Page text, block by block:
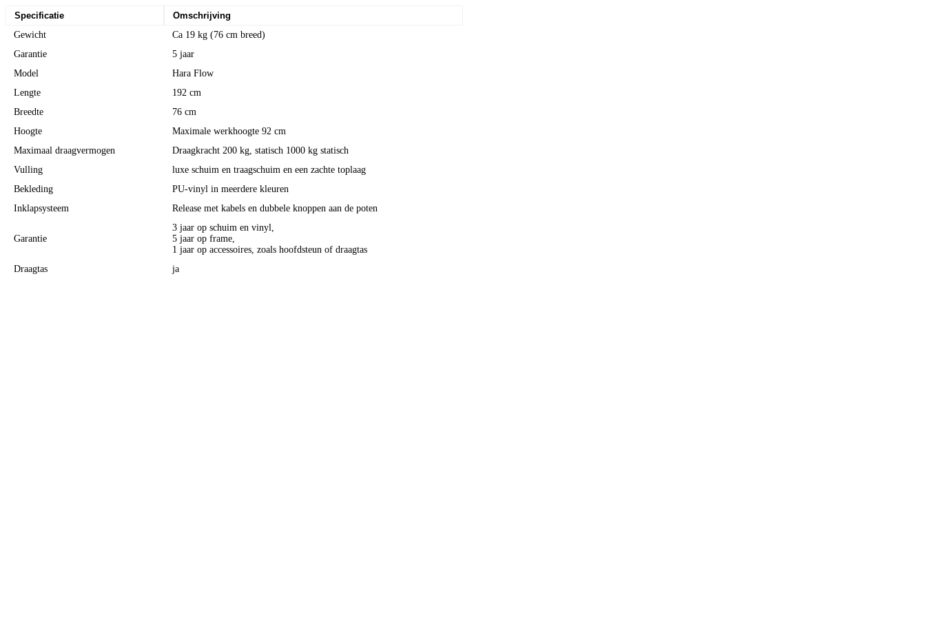
Specificatie
Omschrijving
Gewicht
Ca 19 kg (76 cm breed)
Garantie
5 jaar
Model
Hara Flow
Lengte
192 cm
Breedte
76 cm
Hoogte
Maximale werkhoogte 92 cm
Maximaal draagvermogen
Draagkracht 200 kg, statisch 1000 kg statisch
Vulling
luxe schuim en traagschuim en een zachte toplaag
Bekleding
PU-vinyl in meerdere kleuren
Inklapsysteem
Release met kabels en dubbele knoppen aan de poten
Garantie
3 jaar op schuim en vinyl,
5 jaar op frame,
1 jaar op accessoires, zoals hoofdsteun of draagtas
Draagtas
ja